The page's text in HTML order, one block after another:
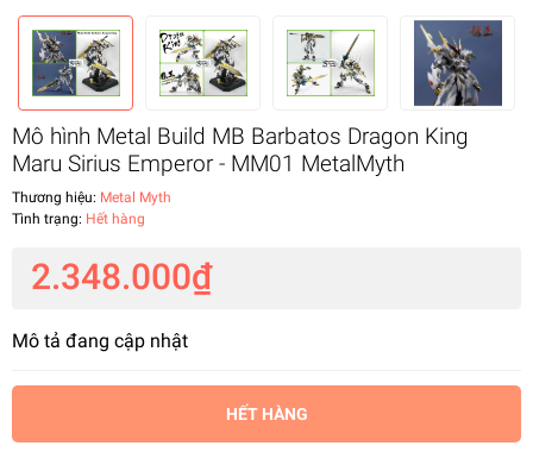
Mô hình Metal Build MB Barbatos Dragon King
Maru Sirius Emperor - MM01 MetalMyth
Thương hiệu: Metal Myth
Tình trạng: Hết hàng
2.348.000₫
Mô tả đang cập nhật
HẾT HÀNG